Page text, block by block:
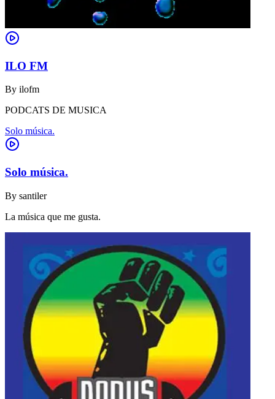
ILO FM
By ilofm
PODCATS DE MUSICA
Solo música.
Solo música.
By santiler
La música que me gusta.